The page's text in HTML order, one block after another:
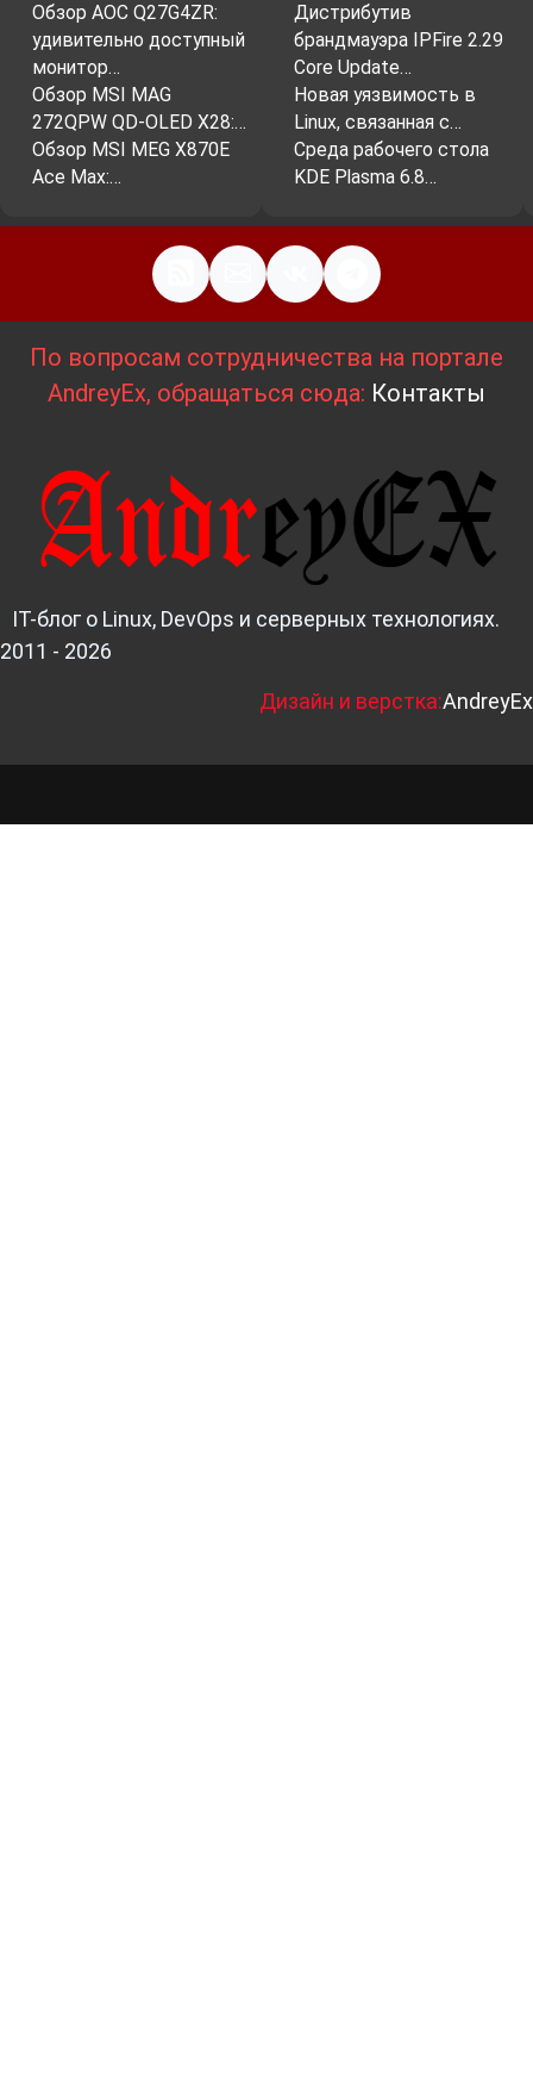
Обзор AOC Q27G4ZR:
удивительно доступный
монитор…
Обзор MSI MAG
272QPW QD-OLED X28:…
Обзор MSI MEG X870E
Ace Max:…
Дистрибутив
брандмауэра IPFire 2.29
Core Update…
Новая уязвимость в
Linux, связанная с…
Среда рабочего стола
KDE Plasma 6.8…
По вопросам сотрудничества на портале
AndreyEx, обращаться сюда: Контакты
IT-блог о Linux, DevOps и серверных технологиях.
2011 - 2026
Дизайн и верстка:AndreyEx